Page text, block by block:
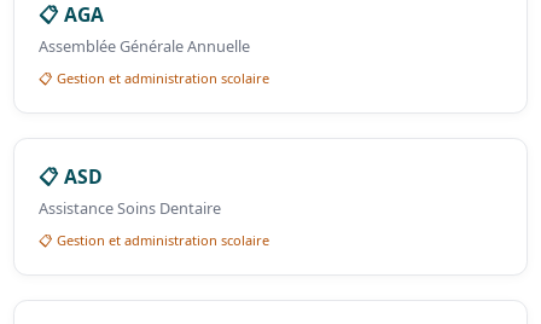
📋 AGA
Assemblée Générale Annuelle
📋 Gestion et administration scolaire
📋 ASD
Assistance Soins Dentaire
📋 Gestion et administration scolaire